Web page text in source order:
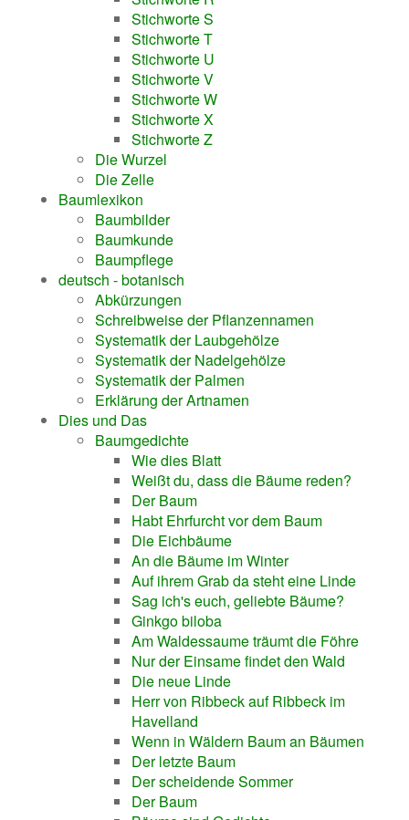
Stichworte S
Stichworte T
Stichworte U
Stichworte V
Stichworte W
Stichworte X
Stichworte Z
Die Wurzel
Die Zelle
Baumlexikon
Baumbilder
Baumkunde
Baumpflege
deutsch - botanisch
Abkürzungen
Schreibweise der Pflanzennamen
Systematik der Laubgehölze
Systematik der Nadelgehölze
Systematik der Palmen
Erklärung der Artnamen
Dies und Das
Baumgedichte
Wie dies Blatt
Weißt du, dass die Bäume reden?
Der Baum
Habt Ehrfurcht vor dem Baum
Die Eichbäume
An die Bäume im Winter
Auf ihrem Grab da steht eine Linde
Sag ich's euch, geliebte Bäume?
Ginkgo biloba
Am Waldessaume träumt die Föhre
Nur der Einsame findet den Wald
Die neue Linde
Herr von Ribbeck auf Ribbeck im
Havelland
Wenn in Wäldern Baum an Bäumen
Der letzte Baum
Der scheidende Sommer
Der Baum